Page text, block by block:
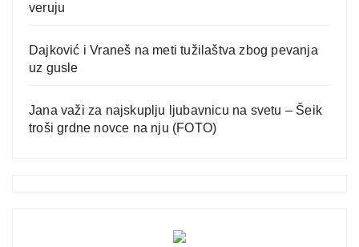
veruju
Dajković i Vraneš na meti tužilaštva zbog pevanja
uz gusle
Jana važi za najskuplju ljubavnicu na svetu – Šeik
troši grdne novce na nju (FOTO)